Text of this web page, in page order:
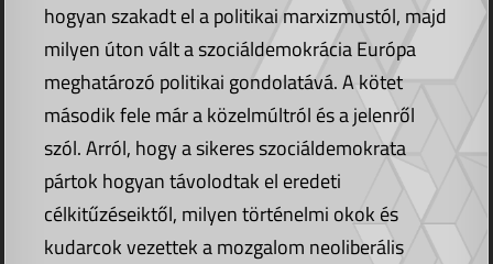
hogyan szakadt el a politikai marxizmustól, majd
milyen úton vált a szociáldemokrácia Európa
meghatározó politikai gondolatává. A kötet
második fele már a közelmúltról és a jelenről
szól. Arról, hogy a sikeres szociáldemokrata
pártok hogyan távolodtak el eredeti
célkitűzéseiktől, milyen történelmi okok és
kudarcok vezettek a mozgalom neoliberális